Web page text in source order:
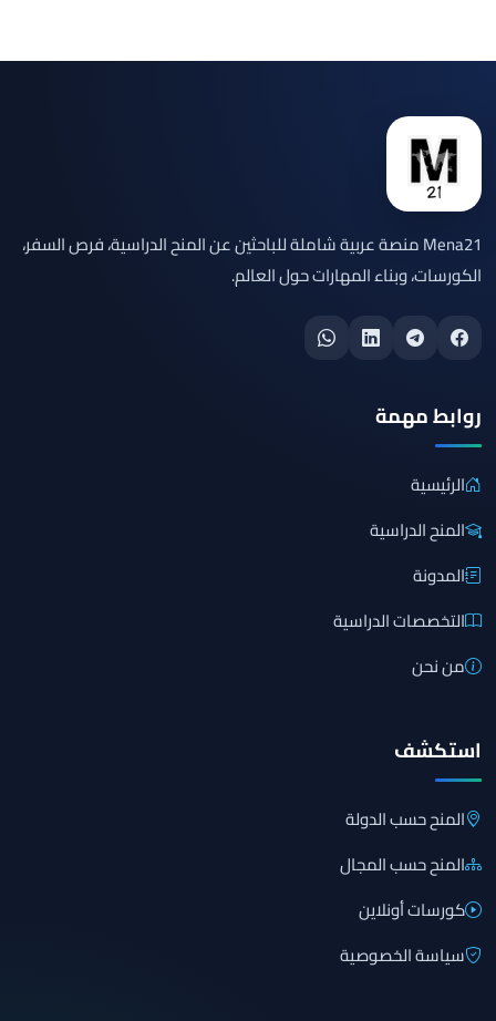
Mena21 منصة عربية شاملة للباحثين عن المنح الدراسية، فرص السفر،
الكورسات، وبناء المهارات حول العالم.
روابط مهمة
الرئيسية
المنح الدراسية
المدونة
التخصصات الدراسية
من نحن
استكشف
المنح حسب الدولة
المنح حسب المجال
كورسات أونلاين
سياسة الخصوصية